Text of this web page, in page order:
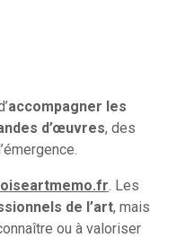
accompagner les
d’œuvres, des
. Les
de l’art, mais
ou à valoriser